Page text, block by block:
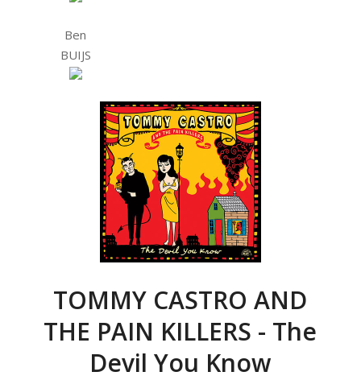
Ben
BUIJS
TOMMY CASTRO AND
THE PAIN KILLERS - The
Devil You Know